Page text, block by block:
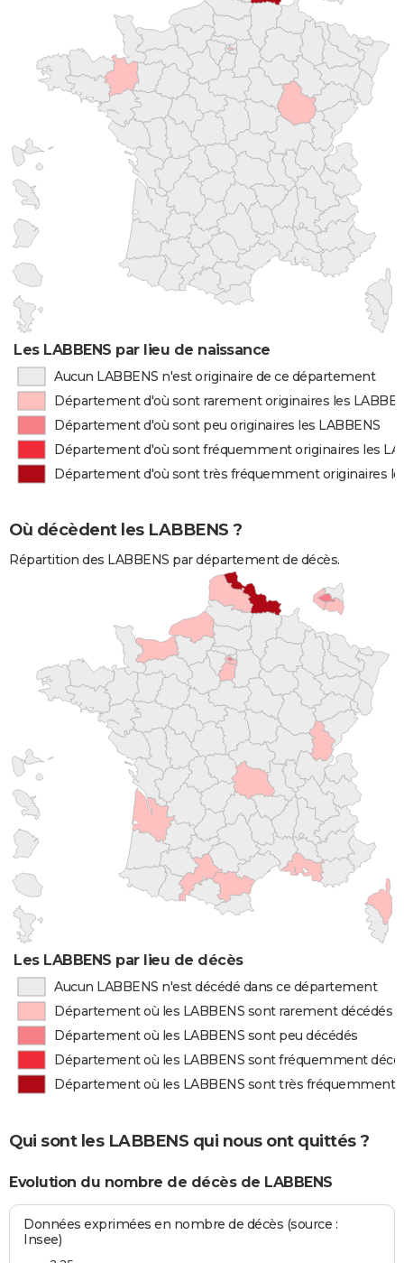
Les LABBENS par lieu de naissance
Aucun LABBENS n'est originaire de ce département
Département d'où sont rarement originaires les
Département d'où sont peu originaires les LABBENS
Département d'où sont fréquemment originaires les
Département d'où sont très fréquemment originaires
Où décèdent les LABBENS ?
Répartition des LABBENS par département de décès.
Les LABBENS par lieu de décès
Aucun LABBENS n'est décédé dans ce département
Département où les LABBENS sont rarement décédés
Département où les LABBENS sont peu décédés
Département où les LABBENS sont fréquemment
Département où les LABBENS sont très fréquemment
Qui sont les LABBENS qui nous ont quittés ?
Evolution du nombre de décès de LABBENS
Données exprimées en nombre de décès (source :
Insee)